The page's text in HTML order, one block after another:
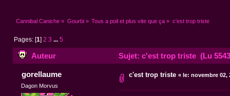
Cannibal Caniche » Gourbi» Tous a poil et plus vite que ça » c'est trop triste
Pages: [1]2 3 ...5
Auteur Sujet: c'est trop triste (Lu
gorellaume
Dagon Morvus
c'est trop triste «le: novembre 02,